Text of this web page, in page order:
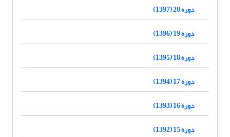
دوره 20 (1397)
دوره 19 (1396)
دوره 18 (1395)
دوره 17 (1394)
دوره 16 (1393)
دوره 15 (1392)